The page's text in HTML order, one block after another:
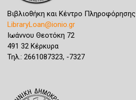
Βιβλιοθήκη και Κέντρο Πληροφόρησης
LibraryLoan@ionio.gr
Ιωάννου Θεοτόκη 72
491 32 Κέρκυρα
Τηλ.: 2661087323, -7327